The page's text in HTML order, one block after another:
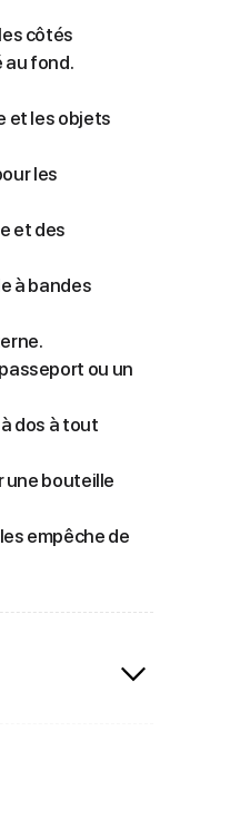
côtés
au fond.
et les objets
les
et des
à bandes
ou un
dos à tout
une bouteille
empêche de